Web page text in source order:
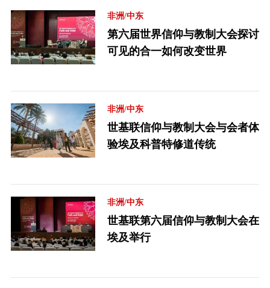
非洲/中东
第六届世界信仰与教制大会探讨
可见的合一如何改变世界
非洲/中东
世基联信仰与教制大会与会者体
验埃及科普特修道传统
非洲/中东
世基联第六届信仰与教制大会在
埃及举行